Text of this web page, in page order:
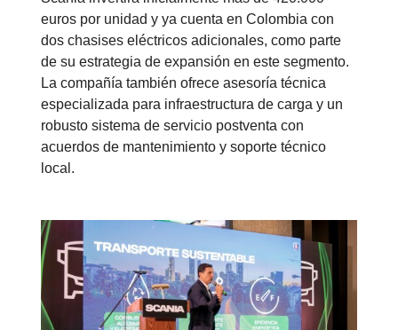
euros por unidad y ya cuenta en Colombia con
dos chasises eléctricos adicionales, como parte
de su estrategia de expansión en este segmento.
La compañía también ofrece asesoría técnica
especializada para infraestructura de carga y un
robusto sistema de servicio postventa con
acuerdos de mantenimiento y soporte técnico
local.